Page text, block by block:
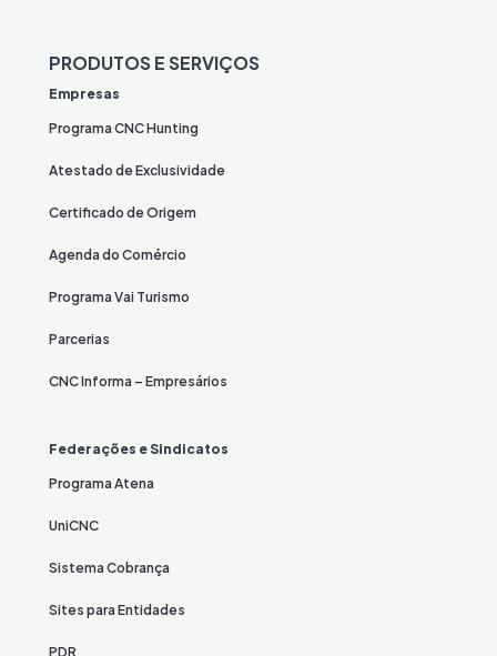
PRODUTOS E SERVIÇOS
Empresas
Programa CNC Hunting
Atestado de Exclusividade
Certificado de Origem
Agenda do Comércio
Programa Vai Turismo
Parcerias
CNC Informa – Empresários
Federações e Sindicatos
Programa Atena
UniCNC
Sistema Cobrança
Sites para Entidades
PDR